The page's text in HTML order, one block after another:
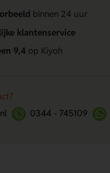
binnen 24 uur
klantenservice
9,4op Kiyoh
0344 - 745109